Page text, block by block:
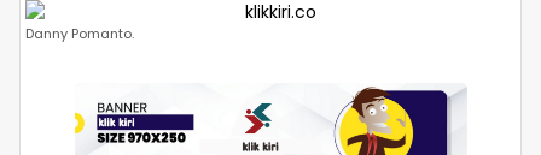
Danny Pomanto.